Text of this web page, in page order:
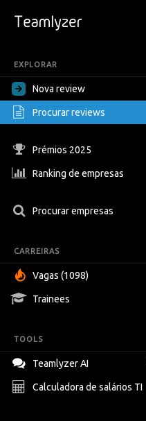
EXPLORAR
Nova review
Procurar reviews
Prémios 2025
Ranking de empresas
Procurar empresas
CARREIRAS
Vagas (1098)
Trainees
TOOLS
Teamlyzer AI
Calculadora de salários TI